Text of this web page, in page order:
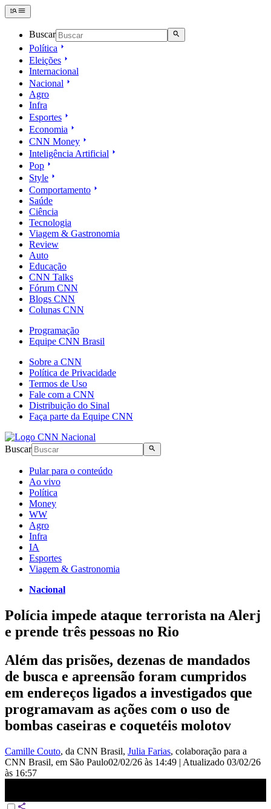
Buscar
Política
Eleições
Internacional
Nacional
Agro
Infra
Esportes
Economia
CNN Money
Inteligência Artificial
Pop
Style
Comportamento
Saúde
Ciência
Tecnologia
Viagem & Gastronomia
Review
Auto
Educação
CNN Talks
Fórum CNN
Blogs CNN
Colunas CNN
Programação
Equipe CNN Brasil
Sobre a CNN
Política de Privacidade
Termos de Uso
Fale com a CNN
Distribuição do Sinal
Faça parte da Equipe CNN
Buscar
Pular para o conteúdo
Ao vivo
Política
Money
WW
Agro
Infra
IA
Esportes
Viagem & Gastronomia
Nacional
Polícia impede ataque terrorista na Alerj
e prende três pessoas no Rio
Além das prisões, dezenas de mandados
de busca e apreensão foram cumpridos
em endereços ligados a investigados que
programavam as ações com o uso de
bombas caseiras e coquetéis molotov
Camille Couto, da CNN Brasil, Julia Farias, colaboração para a
CNN Brasil, em São Paulo02/02/26 às 14:49 | Atualizado 03/02/26
às 16:57